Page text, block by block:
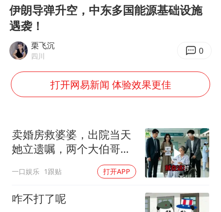
法国下周开始禁止未经同意的电话营销
我国编制完成新版全月地质图
首次证实！“胶球”存在
感觉全东北都在等7号
U17国足1分钟轰2球
80后女柜员逆袭成4200亿银行副行长
27岁女子成组织卖淫集团主犯被通缉
奋进开新局 实干挑大梁
伊朗导弹升空，中东多国能源基础设施
遇袭！
栗飞沉
四川 0
打开网易新闻 体验效果更佳
卖婚房救婆婆，出院当天
她立遗嘱，两个大伯哥傻
一口娱乐 1跟贴 打开APP
咋不打了呢